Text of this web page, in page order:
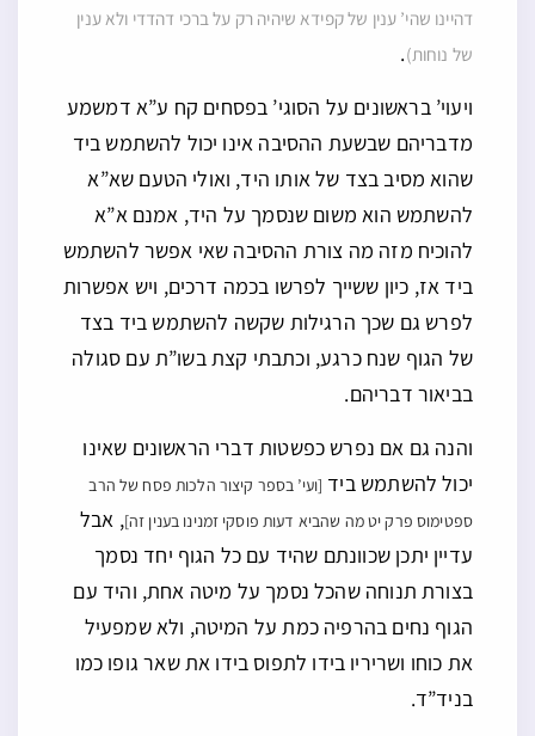
דהיינו שהי’ ענין של קפידא שיהיה רק על ברכי דהדדי ולא ענין
של נוחות).
ויעוי’ בראשונים על הסוגי’ בפסחים קח ע”א דמשמע
מדבריהם שבשעת ההסיבה אינו יכול להשתמש ביד
שהוא מסיב בצד של אותו היד, ואולי הטעם שא”א
להשתמש הוא משום שנסמך על היד, אמנם א”א
להוכיח מזה מה צורת ההסיבה שאי אפשר להשתמש
ביד אז, כיון ששייך לפרשו בכמה דרכים, ויש אפשרות
לפרש גם שכך הרגילות שקשה להשתמש ביד בצד
של הגוף שנח כרגע, וכתבתי קצת בשו”ת עם סגולה
בביאור דבריהם.
והנה גם אם נפרש כפשטות דברי הראשונים שאינו
יכול להשתמש ביד [ועי’ בספר קיצור הלכות פסח של הרב
ספטימוס פרק יט מה שהביא דעות פוסקי זמנינו בענין זה], אבל
עדיין יתכן שכוונתם שהיד עם כל הגוף יחד נסמך
בצורת תנוחה שהכל נסמך על מיטה אחת, והיד עם
הגוף נחים בהרפיה כמת על המיטה, ולא שמפעיל
את כוחו ושריריו בידו לתפוס בידו את שאר גופו כמו
בניד”ד.